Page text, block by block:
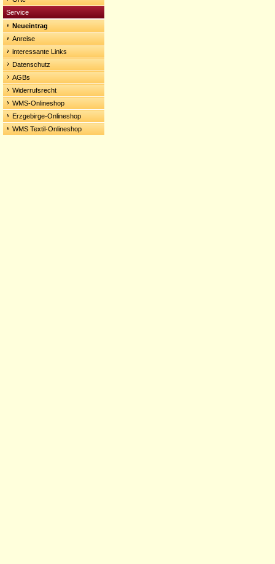
Service
Neueintrag
Anreise
interessante Links
Datenschutz
AGBs
Widerrufsrecht
WMS-Onlineshop
Erzgebirge-Onlineshop
WMS Textil-Onlineshop